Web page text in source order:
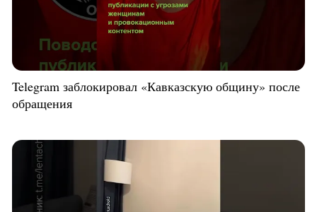
Telegram заблокировал «Кавказскую общину» после
обращения